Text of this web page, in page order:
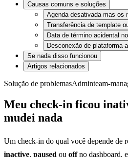
Causas comuns e soluções
Agenda desativada mas os
Transferência de template
Data de término acidental
Desconexão de plataforma
Se nada disso funcionou
Artigos relacionados
Solução de problemasAdminteam-
Meu check-in ficou
mudei nada
Um check-in do qual você depende de
inactive, paused ou offno dashboard,